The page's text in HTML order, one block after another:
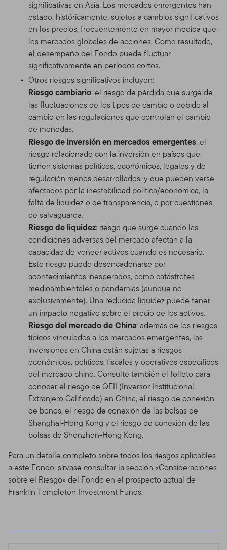
significativas en Asia. Los mercados emergentes han
estado, históricamente, sujetos a cambios significativos
en los precios, frecuentemente en mayor medida que
los mercados globales de acciones. Como resultado,
el desempeño del Fondo puede fluctuar
significativamente en períodos cortos.
Otros riesgos significativos incluyen:
Riesgo cambiario: el riesgo de pérdida que surge de
las fluctuaciones de los tipos de cambio o debido al
cambio en las regulaciones que controlan el cambio
de monedas.
Riesgo de inversión en mercados emergentes: el
riesgo relacionado con la inversión en países que
tienen sistemas políticos, económicos, legales y de
regulación menos desarrollados, y que pueden verse
afectados por la inestabilidad política/económica, la
falta de liquidez o de transparencia, o por cuestiones
de salvaguarda.
Riesgo de liquidez: riesgo que surge cuando las
condiciones adversas del mercado afectan a la
capacidad de vender activos cuando es necesario.
Este riesgo puede desencadenarse por
acontecimientos inesperados, como catástrofes
medioambientales o pandemias (aunque no
exclusivamente). Una reducida liquidez puede tener
un impacto negativo sobre el precio de los activos.
Riesgo del mercado de China: además de los riesgos
típicos vinculados a los mercados emergentes, las
inversiones en China están sujetas a riesgos
económicos, políticos, fiscales y operativos específicos
del mercado chino. Consulte también el folleto para
conocer el riesgo de QFII (Inversor Institucional
Extranjero Calificado) en China, el riesgo de conexión
de bonos, el riesgo de conexión de las bolsas de
Shanghai-Hong Kong y el riesgo de conexión de las
bolsas de Shenzhen-Hong Kong.
Para un detalle completo sobre todos los riesgos aplicables
a este Fondo, sírvase consultar la sección «Consideraciones
sobre el Riesgo» del Fondo en el prospecto actual de
Franklin Templeton Investment Funds.